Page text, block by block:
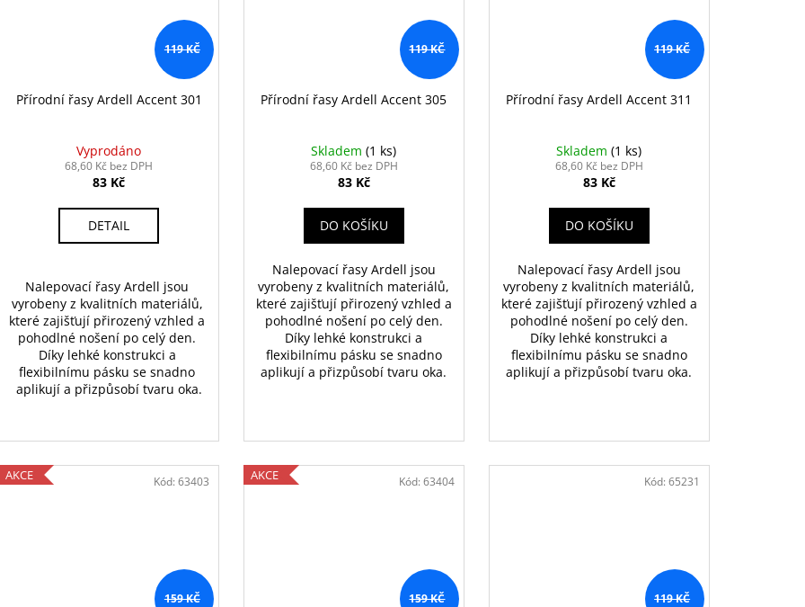
119 KČ
Přírodní řasy Ardell Accent 301
Vyprodáno
68,60 Kč bez DPH
83 Kč
DETAIL
Nalepovací řasy Ardell jsou
vyrobeny z kvalitních materiálů,
které zajišťují přirozený vzhled a
pohodlné nošení po celý den.
Díky lehké konstrukci a
flexibilnímu pásku se snadno
aplikují a přizpůsobí tvaru oka.
119 KČ
Přírodní řasy Ardell Accent 305
Skladem(1 ks)
68,60 Kč bez DPH
83 Kč
DO KOŠÍKU
Nalepovací řasy Ardell jsou
vyrobeny z kvalitních materiálů,
které zajišťují přirozený vzhled a
pohodlné nošení po celý den.
Díky lehké konstrukci a
flexibilnímu pásku se snadno
aplikují a přizpůsobí tvaru oka.
119 KČ
Přírodní řasy Ardell Accent 311
Skladem(1 ks)
68,60 Kč bez DPH
83 Kč
DO KOŠÍKU
Nalepovací řasy Ardell jsou
vyrobeny z kvalitních materiálů,
které zajišťují přirozený vzhled a
pohodlné nošení po celý den.
Díky lehké konstrukci a
flexibilnímu pásku se snadno
aplikují a přizpůsobí tvaru oka.
AKCE
159 KČ
Kód:63403 AKCE
159 KČ
Kód: 63404
119 KČ
Kód: 65231